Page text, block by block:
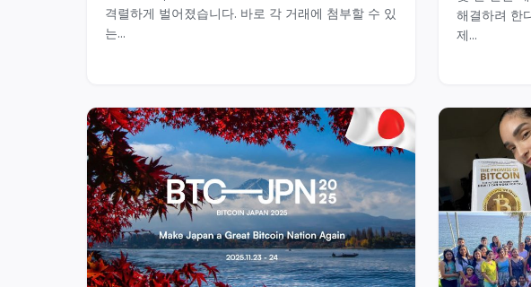
격렬하게 벌어졌습니다. 바로 각 거래에 첨부할 수 있
는...
해결하려 한
제...